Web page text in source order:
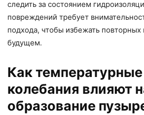
следить за состоянием
повреждений требует
подхода, чтобы избежать
будущем.
Как температурные
колебания влияют
образование